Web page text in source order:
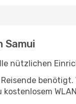
Samui
nützlichen